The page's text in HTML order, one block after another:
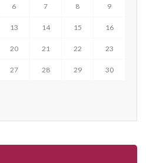
6 7 8 9
13 14 15 16
20 21 22 23
27 28 29 30